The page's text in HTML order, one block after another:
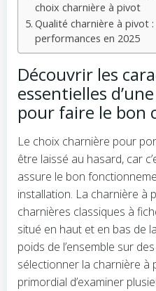
choix charnière à pivot
Qualité charnière à pivot
performances en 2025
Découvrir les
essentielles
pour faire le bon
Le choix charnière pour
être laissé au hasard, car
assure le bon
installation. La charnière à
charnières classiques à
situé en haut et en bas de
poids de l’ensemble sur
sélectionner la charnière à
primordial d’examiner